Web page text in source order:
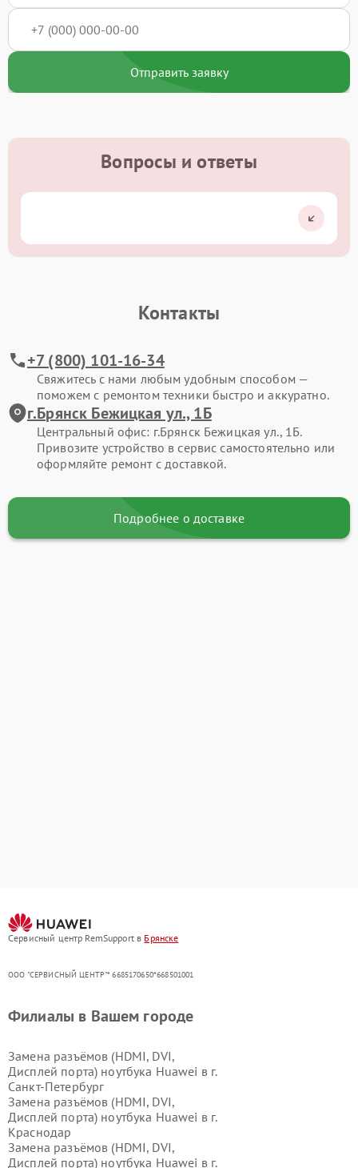
Отправить заявку
Вопросы и ответы
Контакты
+7 (800) 101-16-34
Свяжитесь с нами любым удобным способом —
поможем с ремонтом техники быстро и аккуратно.
г.Брянск Бежицкая ул., 1Б
Центральный офис: г.Брянск Бежицкая ул., 1Б.
Привозите устройство в сервис самостоятельно или
оформляйте ремонт с доставкой.
Подробнее о доставке
Сервисный центр RemSupport в Брянске
ООО "СЕРВИСНЫЙ ЦЕНТР"* 6685170650*668501001
Филиалы в Вашем городе
Замена разъёмов (HDMI, DVI,
Дисплей порта) ноутбука Huawei в г.
Санкт-Петербург
Замена разъёмов (HDMI, DVI,
Дисплей порта) ноутбука Huawei в г.
Краснодар
Замена разъёмов (HDMI, DVI,
Дисплей порта) ноутбука Huawei в г.